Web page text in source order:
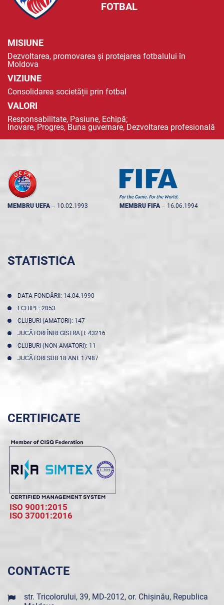
FOTBAL
MISIUNE
Dezvoltarea, promovarea și protejarea fotbalului în
Moldova
VIZIUNE
Consolidarea societății prin fotbal
VALORI
Responsabilitate, Pasiune, Echipă;
Inovare, Progres, Buna guvernare, Dezvoltarea profesională
MEMBRU UEFA -- 10.02.1993 MEMBRU FIFA -- 16.06.1994
STATISTICA
DATA FONDĂRII: 14.04.1990
ECHIPE: 2053
CLUBURI (AMATORI): 147
JUCĂTORI ÎNREGISTRAŢI: 43216
CLUBURI (NON-AMATORI): 11
JUCĂTORI SUB 18 ANI: 17987
CERTIFICATE
ISO 9001:2015
ISO 37001:2016
CONTACTE
str. Tricolorului, 39, MD-2012, or. Chișinău, Republica